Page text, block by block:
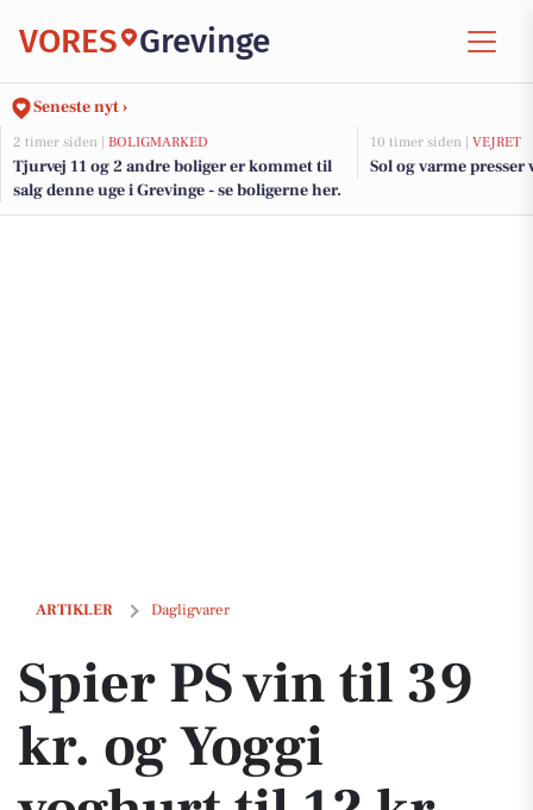
VORES Grevinge
Seneste nyt ›
2 timer siden | BOLIGMARKED
Tjurvej 11 og 2 andre boliger er kommet til
salg denne uge i Grevinge - se boligerne her.
10 timer siden | VEJRET
Sol og varme presser
ARTIKLER Dagligvarer
Spier PS vin til 39 kr. og Yoggi yoghurt til 12 kr. hos DagliBrugsen
Spier PS vin til 39
kr. og Yoggi